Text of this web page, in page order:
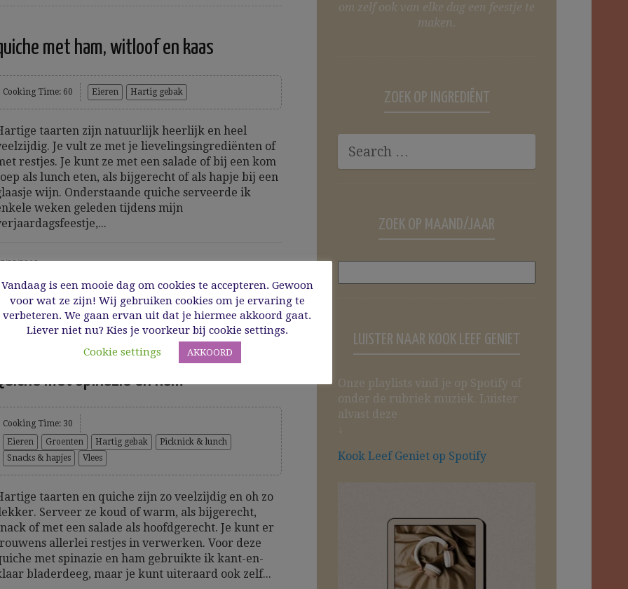
met ham, witloof en kaas
Cooking Time: 60 Eieren Hartig gebak
taarten zijn natuurlijk heerlijk en heel
Je vult ze met je lievelingsingrediënten of
restjes. Je kunt ze met een salade of bij een kom
als lunch eten, als bijgerecht of als hapje bij een
wijn. Onderstaande quiche serveerde ik
weken geleden tijdens mijn
02/2019
Read More
met spinazie en ham
Cooking Time: 30
Eieren
Groenten Hartig gebak
Picknick & lunch
Snacks & hapjes
Vlees
taarten en quiche zijn zo veelzijdig en oh zo
Serveer ze koud of warm, als bijgerecht,
of met een salade als hoofdgerecht. Je kunt er
allerlei restjes in verwerken. Voor deze
met spinazie en ham gebruikte ik kant-en-
bladerdeeg, maar je kunt uiteraard ook zelf...
om zelf ook van elke dag een feestje te
maken.
ZOEK OP INGREDIËNT
ZOEK OP MAAND/JAAR
LUISTER NAAR KOOK LEEF GENIET
Onze playlists vind je op Spotify of
onder de rubriek muziek. Luister
alvast deze
↓
Kook Leef Geniet op Spotify
Vandaag is een mooie dag om cookies te accepteren. Gewoon
voor wat ze zijn! Wij gebruiken cookies om je ervaring te
verbeteren. We gaan ervan uit dat je hiermee akkoord gaat.
Liever niet nu? Kies je voorkeur bij cookie settings.
Cookie settings
AKKOORD